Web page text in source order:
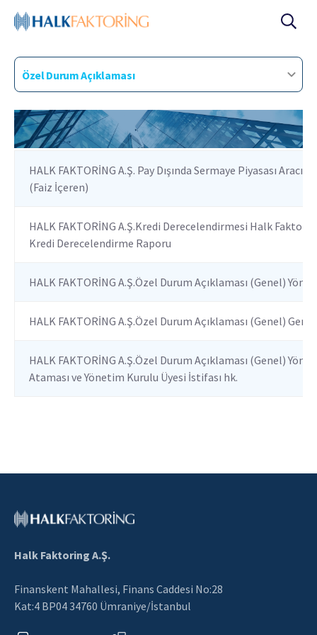
Özel Durum Açıklaması
HALK FAKTORİNG A.Ş. Pay Dışında Sermaye Piyasası
(Faiz İçeren)
HALK FAKTORİNG A.Ş.Kredi Derecelendirmesi Halk
Kredi Derecelendirme Raporu
HALK FAKTORİNG A.Ş.Özel Durum Açıklaması (Genel)
HALK FAKTORİNG A.Ş.Özel Durum Açıklaması (Genel)
HALK FAKTORİNG A.Ş.Özel Durum Açıklaması (Genel)
Ataması ve Yönetim Kurulu Üyesi İstifası hk.
Halk Faktoring A.Ş.
Finanskent Mahallesi, Finans Caddesi No:28
Kat:4 BP04 34760 Ümraniye/İstanbul